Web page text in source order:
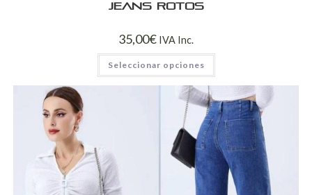
Jeans rotos
35,00€ IVA Inc.
Seleccionar opciones